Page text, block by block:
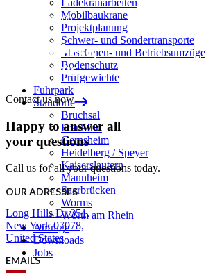
Ladekranarbeiten
Mobilbaukrane
Projektplanung
Schwer- und Sondertransporte
Maschinen- und Betriebsumzüge
Bodenschutz
Prüfgewichte
Fuhrpark
Standorte
Bruchsal
Frankfurt
Gernsheim
Heidelberg / Speyer
Kaiserslautern
Mannheim
Saarbrücken
Worms
Wörth am Rhein
Anfrage
Downloads
Jobs
All information
We are here,
contact us
Contact us now
Happy to answer all
your questions
Call us for all your questions today.
OUR ADRESSES
Long Hills Dr 351,
New York 07078,
United States
EMAILS